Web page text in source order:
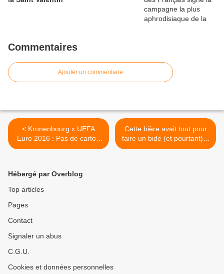
Commentaires
Ajouter un commentaire
< Kronenbourg x UEFA
Euro 2016 : Pas de carton
rouge, mais un carton plein
Cette bière avait tout pour
faire un bide (et pourtant)...
>
Hébergé par Overblog
Top articles
Pages
Contact
Signaler un abus
C.G.U.
Cookies et données personnelles